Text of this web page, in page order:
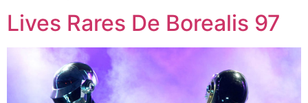
Lives Rares De Borealis 97